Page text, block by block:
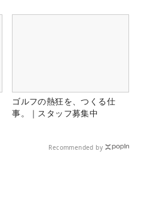
ゴルフの熱狂を、つくる仕
事。｜スタッフ募集中
Recommended by